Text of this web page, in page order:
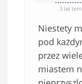
3 lat
Niestety
pod
przez
miastem